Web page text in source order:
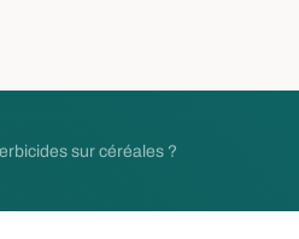
sur céréales ?